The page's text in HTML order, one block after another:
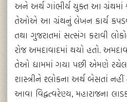
અને અર્થ ગાંભીર્ય યુક્ત આ ગ્રંથમાં
તેઓએ આ ગ્રંથનું લેખન કાર્ય
તથા ગુજરાતમાં સત્સંગ કરાવી
રોજ અમદાવાદમાં થયો હતો.
તેઓ ધામમાં ગયા પછી એમણે રચેલ
શાસ્ત્રીને શ્લોકના અર્થ બેસતાં નહીં
આવા વિદ્વત્‌વરેણ્ય, મહારાજના